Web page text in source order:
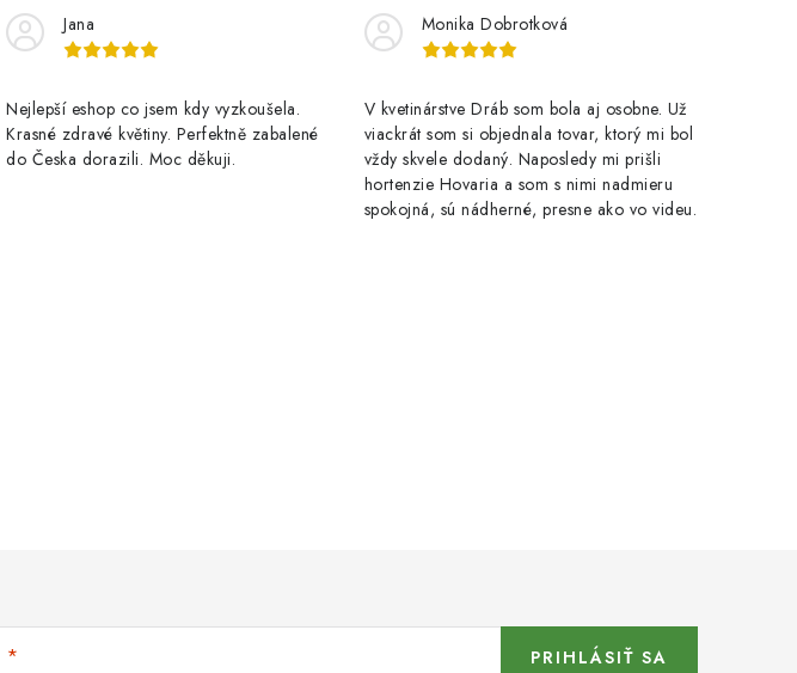
Jana
Nejlepší eshop co jsem kdy vyzkoušela.
Krasné zdravé květiny. Perfektně zabalené
do Česka dorazili. Moc děkuji.
Monika Dobrotková
V kvetinárstve Dráb som bola aj osobne. Už
viackrát som si objednala tovar, ktorý mi bol
vždy skvele dodaný. Naposledy mi prišli
hortenzie Hovaria a som s nimi nadmieru
spokojná, sú nádherné, presne ako vo videu.
PRIHLÁSIŤ SA